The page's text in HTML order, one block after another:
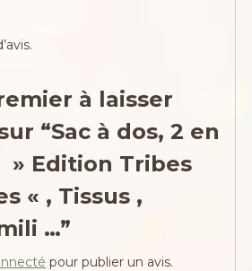
à laisser
“Sac à dos, 2 en
» Edition Tribes
« , Tissus ,
…”
pour publier un avis.